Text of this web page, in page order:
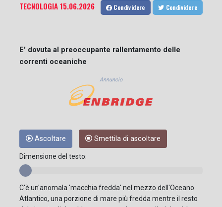
TECNOLOGIA15.06.2026 Condividere Condividere
E' dovuta al preoccupante rallentamento delle
correnti oceaniche
Annuncio
Ascoltare Smettila di ascoltare
Dimensione del testo:
C'è un'anomala 'macchia fredda' nel mezzo dell'Oceano
Atlantico, una porzione di mare più fredda mentre il resto